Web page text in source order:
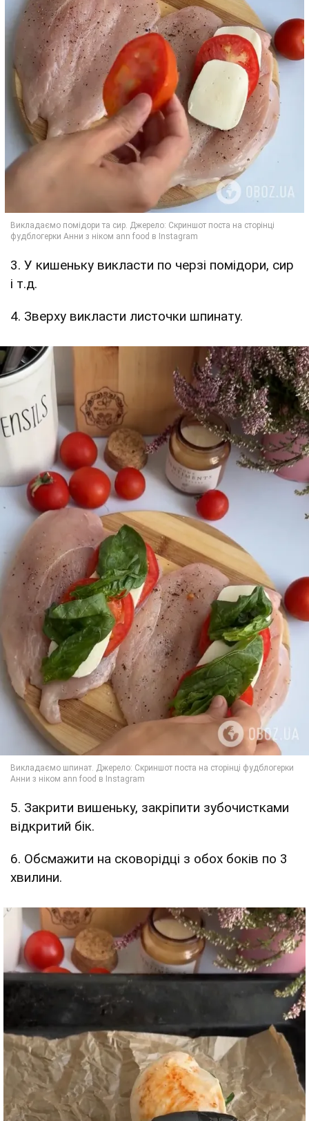
3. У кишеньку викласти по черзі помідори, сир
і т.д.
4. Зверху викласти листочки шпинату.
5. Закрити вишеньку, закріпити зубочистками
відкритий бік.
6. Обсмажити на сковорідці з обох боків по 3
хвилини.